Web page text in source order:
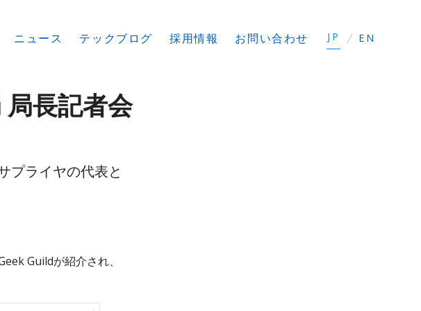
ニュース テックブログ 採用情報 お問い合わせ JP / EN
長記者会
プライヤの代表と
Guildが紹介され、